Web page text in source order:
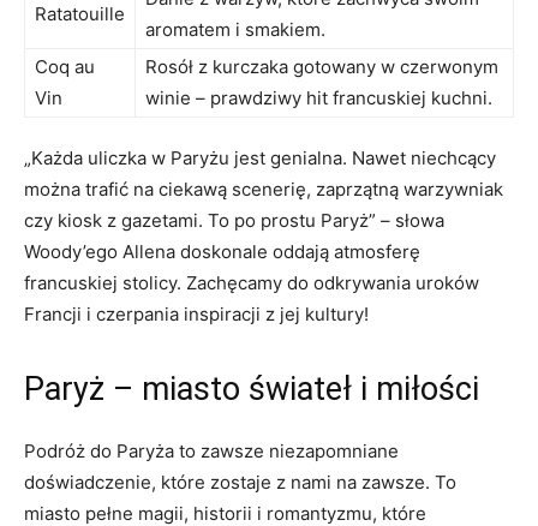
Ratatouille
aromatem ​i smakiem.
Coq au
Vin
Rosół z kurczaka gotowany w czerwonym
winie⁤ – prawdziwy ​hit francuskiej kuchni.
„Każda uliczka w Paryżu jest genialna. Nawet niechcący
można trafić na ⁢ciekawą scenerię, zaprzątną warzywniak
czy kiosk z gazetami. To po prostu Paryż” – słowa
Woody’ego Allena doskonale oddają atmosferę‍
francuskiej stolicy. ⁢Zachęcamy do odkrywania uroków⁣
Francji i czerpania inspiracji z jej kultury!
Paryż – miasto świateł i ⁢miłości
Podróż do Paryża ‌to⁣ zawsze ⁢niezapomniane
doświadczenie, które zostaje z nami na⁣ zawsze. To
miasto pełne magii, historii i romantyzmu,⁢ które⁢